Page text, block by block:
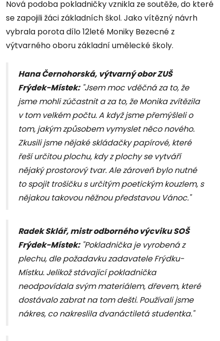
Nová podoba pokladničky vznikla ze soutěže, do které
se zapojili žáci základních škol. Jako vítězný návrh
vybrala porota dílo 12leté Moniky Bezecné z
výtvarného oboru základní umělecké školy.
Hana Černohorská, výtvarný obor ZUŠ
Frýdek-Místek:"Jsem moc vděčná za to, že
jsme mohli zúčastnit a za to, že Monika zvítězila
v tom velkém počtu. A když jsme přemýšleli o
tom, jakým způsobem vymyslet něco nového.
Zkusili jsme nějaké skládačky papírové, které
řeší určitou plochu, kdy z plochy se vytváří
nějaký prostorový tvar. Ale zároveň bylo nutné
to spojit trošičku s určitým poetickým kouzlem, s
nějakou takovou něžnou představou Vánoc."
Radek Sklář, mistr odborného výcviku SOŠ
Frýdek-Místek:"Pokladnička je vyrobená z
plechu, dle požadavku zadavatele Frýdku-
Místku. Jelikož stávající pokladnička
neodpovídala svým materiálem, dřevem, které
dostávalo zabrat na tom dešti. Používali jsme
nákres, co nakreslila dvanáctiletá studentka."